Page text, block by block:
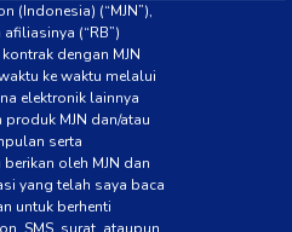
(Indonesia) (“MJN”),
(“RB”)
dengan MJN
ke waktu melalui
elektronik lainnya
MJN dan/atau
serta
oleh MJN dan
yang telah saya baca
untuk berhenti